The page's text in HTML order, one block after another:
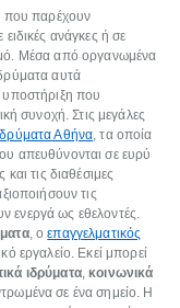
που παρέχουν
ανάγκες ή σε
Μέσα από οργανωμένα
αυτά
υποστήριξη που
συνοχή. Στις μεγάλες
Αθήνα, τα οποία
απευθύνονται σε ευρύ
τις διαθέσιμες
τις
ενεργά ως εθελοντές.
, οεπαγγελματικός
εργαλείο. Εκεί μπορεί
ιδρύματα, κοινωνικά
σε ένα σημείο. Η